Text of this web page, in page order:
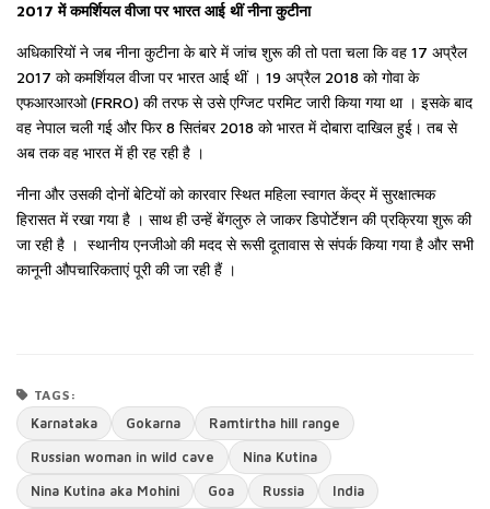
2017 में कमर्शियल वीजा पर भारत आई थीं नीना कुटीना
अधिकारियों ने जब नीना कुटीना के बारे में जांच शुरू की तो पता चला कि वह 17 अप्रैल
2017 को कमर्शियल वीजा पर भारत आई थीं । 19 अप्रैल 2018 को गोवा के
एफआरआरओ (FRRO) की तरफ से उसे एग्जिट परमिट जारी किया गया था । इसके बाद
वह नेपाल चली गई और फिर 8 सितंबर 2018 को भारत में दोबारा दाखिल हुई। तब से
अब तक वह भारत में ही रह रही है ।
नीना और उसकी दोनों बेटियों को कारवार स्थित महिला स्वागत केंद्र में सुरक्षात्मक
हिरासत में रखा गया है । साथ ही उन्हें बेंगलुरु ले जाकर डिपोर्टेशन की प्रक्रिया शुरू की
जा रही है । स्थानीय एनजीओ की मदद से रूसी दूतावास से संपर्क किया गया है और सभी
कानूनी औपचारिकताएं पूरी की जा रही हैं ।
TAGS:
Karnataka
Gokarna Ramtirtha hill range
Russian woman in wild cave Nina Kutina
Nina Kutina aka Mohini Goa Russia India